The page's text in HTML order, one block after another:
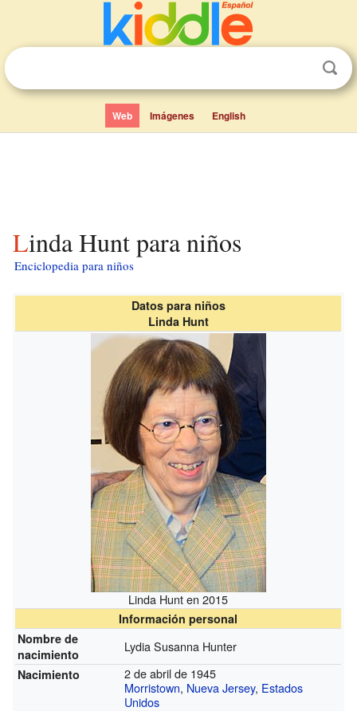
Web Imágenes English
Linda Hunt para niños
Enciclopedia para niños
Datos para niños
Linda Hunt
Linda Hunt en 2015
Información personal
Nombre de
nacimiento
Lydia Susanna Hunter
Nacimiento
2 de abril de 1945
Morristown, Nueva Jersey, Estados
Unidos